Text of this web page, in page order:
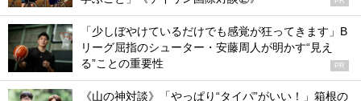
「少しぼやけているだけでも感覚が狂ってきます」B
リーグ屈指のシューター・安藤周人が明かす“見え
る”ことの重要性
PR
《山の神対談》「やっぱり“タイパ”がいい！」箱根の